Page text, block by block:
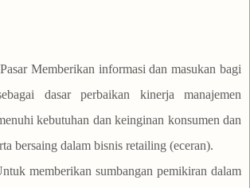
Memberikan informasi dan masukan bagi
dasar perbaikan kinerja manajemen
kebutuhan dan keinginan konsumen dan
bersaing dalam bisnis retailing (eceran).
memberikan sumbangan pemikiran dalam